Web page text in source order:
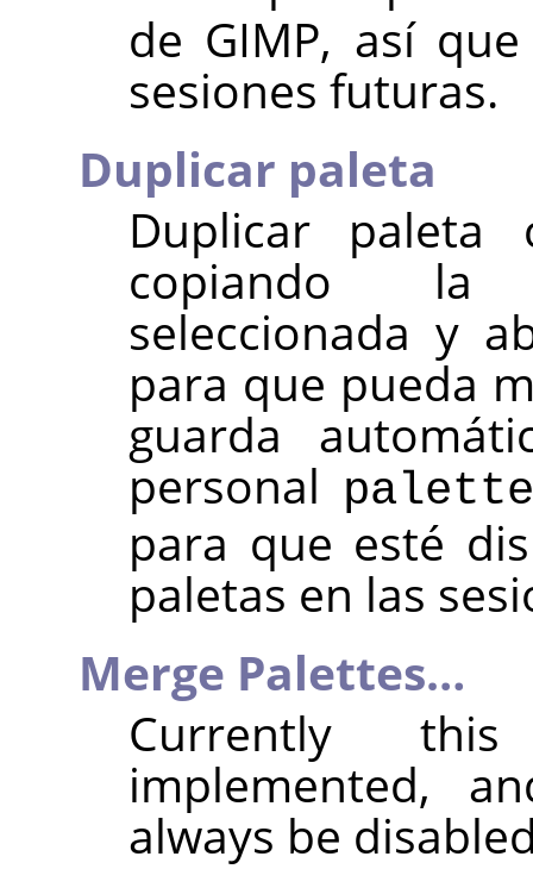
de GIMP, así
sesiones futuras.
Duplicar paleta
Duplicar paleta
copiando la
seleccionada y
para que pueda
guarda
personal
para que esté
paletas en las
Merge Palettes…
Currently
implemented,
always be